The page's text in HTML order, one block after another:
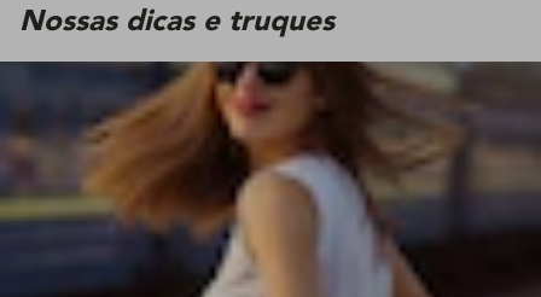
Nossas dicas e truques